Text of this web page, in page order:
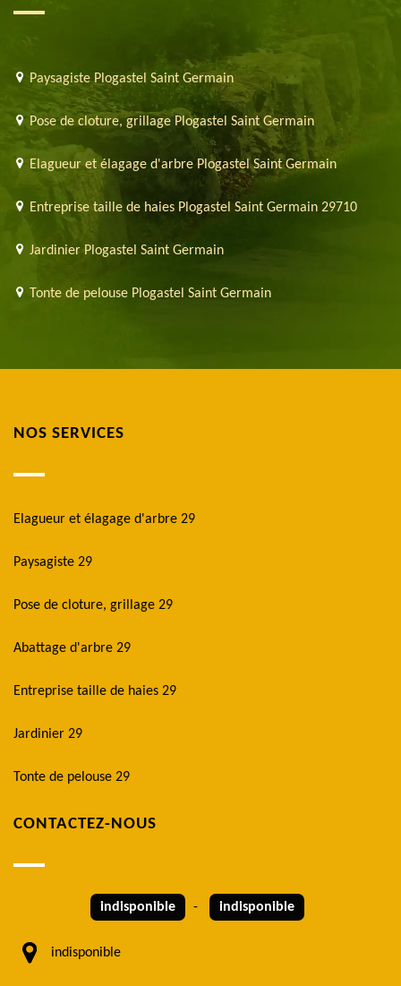
Paysagiste Plogastel Saint Germain
Pose de cloture, grillage Plogastel Saint Germain
Elagueur et élagage d'arbre Plogastel Saint Germain
Entreprise taille de haies Plogastel Saint Germain 29710
Jardinier Plogastel Saint Germain
Tonte de pelouse Plogastel Saint Germain
NOS SERVICES
Elagueur et élagage d'arbre 29
Paysagiste 29
Pose de cloture, grillage 29
Abattage d'arbre 29
Entreprise taille de haies 29
Jardinier 29
Tonte de pelouse 29
CONTACTEZ-NOUS
indisponible - indisponible
indisponible